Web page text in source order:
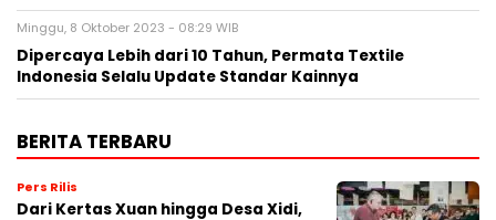
Minggu, 8 Oktober 2023 - 08:29 WIB
Dipercaya Lebih dari 10 Tahun, Permata Textile
Indonesia Selalu Update Standar Kainnya
BERITA TERBARU
Pers Rilis
Dari Kertas Xuan hingga Desa Xidi,